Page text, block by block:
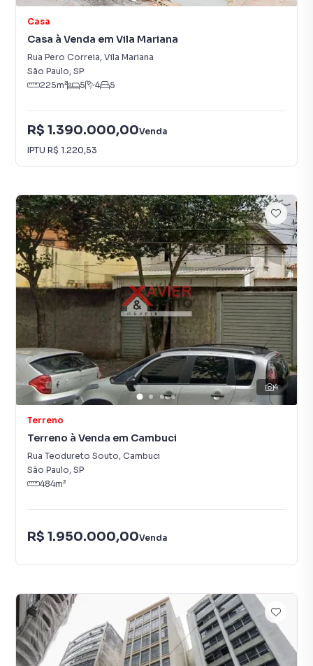
Casa
Casa à Venda em Vila Mariana
Rua Pero Correia, Vila Mariana
São Paulo, SP
225m² 5 4 5
R$ 1.390.000,00Venda
IPTU R$ 1.220,53
4
Terreno
Terreno à Venda em Cambuci
Rua Teodureto Souto, Cambuci
São Paulo, SP
484m²
R$ 1.950.000,00Venda